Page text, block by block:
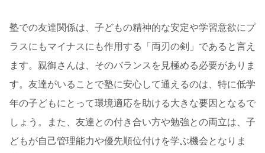
塾での友達関係は、子どもの精神的な安定や学習意欲にプ
ラスにもマイナスにも作用する「両刃の剣」であると言え
ます。親御さんは、そのバランスを見極める必要がありま
す。友達がいることで塾に安心して通えるのは、特に低学
年の子どもにとって環境適応を助ける大きな要因となるで
しょう。また、友達との付き合い方や勉強との両立は、子
どもが自己管理能力や優先順位付けを学ぶ機会となりま